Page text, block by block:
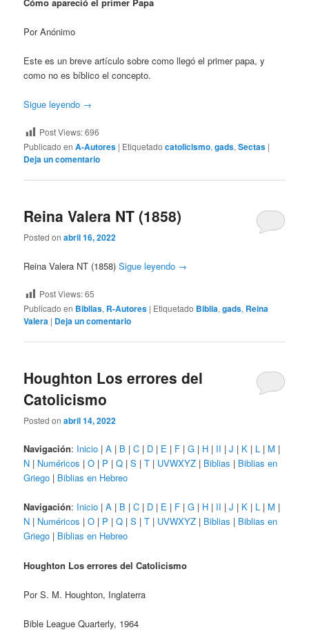
Por Anónimo
Este es un breve artículo sobre como llegó el primer papa, y
como no es bíblico el concepto.
Sigue leyendo →
Post Views:696
Publicado en A-Autores | Etiquetado catolicismo,gads,Sectas |
Deja un comentario
Reina Valera NT (1858)
Posted onabril 16, 2022
Reina Valera NT (1858)Sigue leyendo →
Post Views:65
Publicado en Biblias, R-Autores | Etiquetado Biblia,gads, Reina
Valera | Deja un comentario
Houghton Los errores del
Catolicismo
Posted onabril 14, 2022
Navigación: Inicio |A | B |C | D | E | F |G | H | II |J | K | L | M |
N | Numéricos |O | P |Q |S |T | UVWXYZ | Biblias | Biblias en
Griego | Biblias en Hebreo
Navigación: Inicio |A | B |C | D | E | F |G | H | II |J | K | L | M |
N | Numéricos |O | P |Q |S |T | UVWXYZ | Biblias | Biblias en
Griego | Biblias en Hebreo
Houghton Los errores del Catolicismo
Por S. M. Houghton, Inglaterra
Bible League Quarterly, 1964